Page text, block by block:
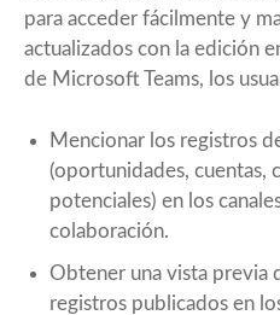
para acceder fácilmente y
actualizados con la edición
de Microsoft Teams, los
Mencionar los registros
(oportunidades, cuentas,
potenciales) en los
colaboración.
Obtener una vista previa
registros publicados en